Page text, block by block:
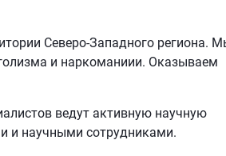
Северо-Западного региона.
и наркоманиии. Оказываем
ведут активную научную
и научными сотрудниками.